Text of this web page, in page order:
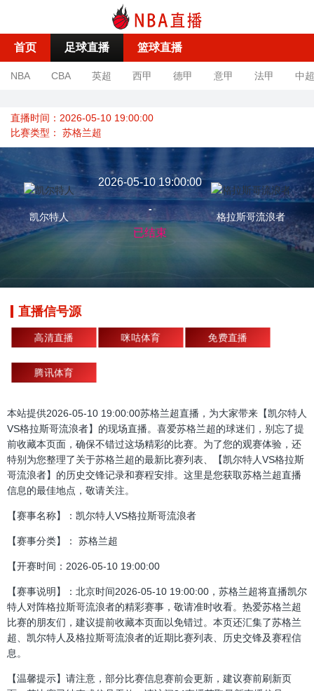
首页 足球直播 篮球直播
NBA CBA 英超 西甲 德甲 意甲 法甲 中超
直播时间：2026-05-10 19:00:00
比赛类型： 苏格兰超
凯尔特人
2026-05-10 19:00:00
-
已结束
格拉斯哥流浪者
直播信号源
高清直播 咪咕体育 免费直播
腾讯体育
本站提供2026-05-10 19:00:00苏格兰超直播，为大家带来【凯尔特人
VS格拉斯哥流浪者】的现场直播。喜爱苏格兰超的球迷们，别忘了提
前收藏本页面，确保不错过这场精彩的比赛。为了您的观赛体验，还
特别为您整理了关于苏格兰超的最新比赛列表、【凯尔特人VS格拉斯
哥流浪者】的历史交锋记录和赛程安排。这里是您获取苏格兰超直播
信息的最佳地点，敬请关注。
【赛事名称】：凯尔特人VS格拉斯哥流浪者
【赛事分类】： 苏格兰超
【开赛时间：2026-05-10 19:00:00
【赛事说明】：北京时间2026-05-10 19:00:00，苏格兰超将直播凯尔
特人对阵格拉斯哥流浪者的精彩赛事，敬请准时收看。热爱苏格兰超
比赛的朋友们，建议提前收藏本页面以免错过。本页还汇集了苏格兰
超、凯尔特人及格拉斯哥流浪者的近期比赛列表、历史交锋及赛程信
息。
【温馨提示】请注意，部分比赛信息赛前会更新，建议赛前刷新页